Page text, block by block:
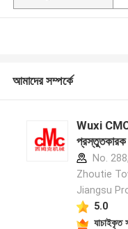
আমাদের সম্পর্কে
Wuxi
No.
Zhoutie
Jiangsu
5.0
যাচাইকৃত